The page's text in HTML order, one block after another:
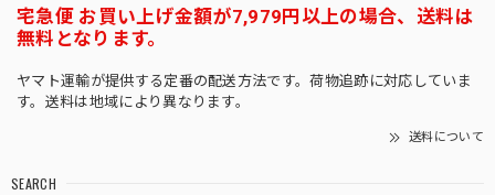
宅急便 お買い上げ金額が7,979円以上の場合、送料は
無料となります。
ヤマト運輸が提供する定番の配送方法です。荷物追跡に対応していま
す。送料は地域により異なります。
送料について
SEARCH